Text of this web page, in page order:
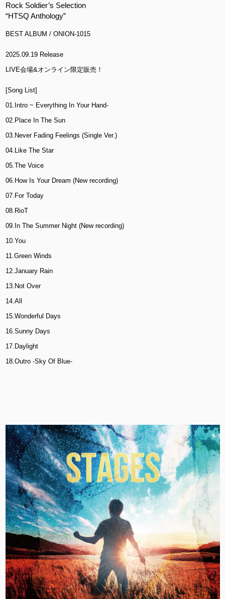
Rock Soldier’s Selection
“HTSQ Anthology”
BEST ALBUM / ONION-1015
2025.09.19 Release
LIVE会場&オンライン限定販売！
[Song List]
01.Intro ~ Everything In Your Hand-
02.Place In The Sun
03.Never Fading Feelings (Single Ver.)
04.Like The Star
05.The Voice
06.How Is Your Dream (New recording)
07.For Today
08.RioT
09.In The Summer Night (New recording)
10.You
11.Green Winds
12.January Rain
13.Not Over
14.All
15.Wonderful Days
16.Sunny Days
17.Daylight
18.Outro -Sky Of Blue-